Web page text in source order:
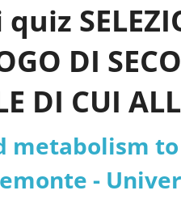
DI
DI CUI
D3), CON
to
-